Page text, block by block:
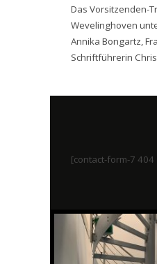
Das Vorsitzenden-
Wevelinghoven
Annika Bongartz,
Schriftführerin
[contact-form-7